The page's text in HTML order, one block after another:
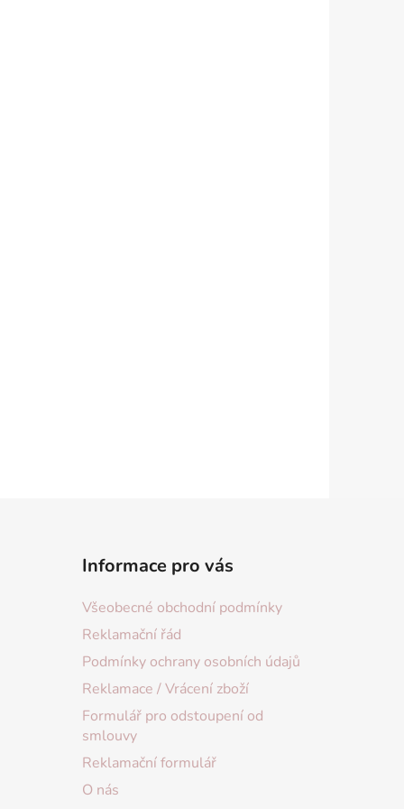
Informace pro vás
Všeobecné obchodní podmínky
Reklamační řád
Podmínky ochrany osobních údajů
Reklamace / Vrácení zboží
Formulář pro odstoupení od
smlouvy
Reklamační formulář
O nás